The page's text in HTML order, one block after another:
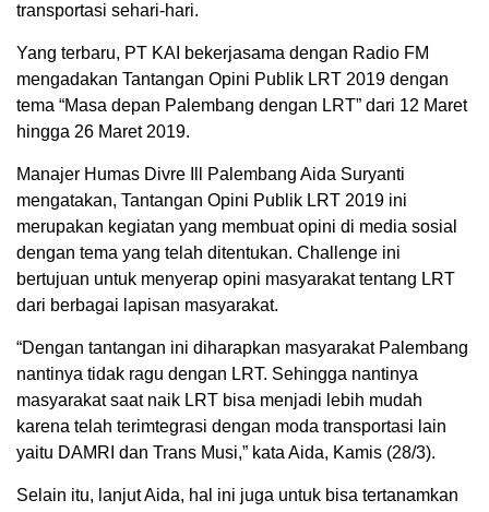
transportasi sehari-hari.
Yang terbaru, PT KAI bekerjasama dengan Radio FM
mengadakan Tantangan Opini Publik LRT 2019 dengan
tema “Masa depan Palembang dengan LRT” dari 12 Maret
hingga 26 Maret 2019.
Manajer Humas Divre Ill Palembang Aida Suryanti
mengatakan, Tantangan Opini Publik LRT 2019 ini
merupakan kegiatan yang membuat opini di media sosial
dengan tema yang telah ditentukan. Challenge ini
bertujuan untuk menyerap opini masyarakat tentang LRT
dari berbagai lapisan masyarakat.
“Dengan tantangan ini diharapkan masyarakat Palembang
nantinya tidak ragu dengan LRT. Sehingga nantinya
masyarakat saat naik LRT bisa menjadi lebih mudah
karena telah terimtegrasi dengan moda transportasi lain
yaitu DAMRI dan Trans Musi,” kata Aida, Kamis (28/3).
Selain itu, lanjut Aida, hal ini juga untuk bisa tertanamkan